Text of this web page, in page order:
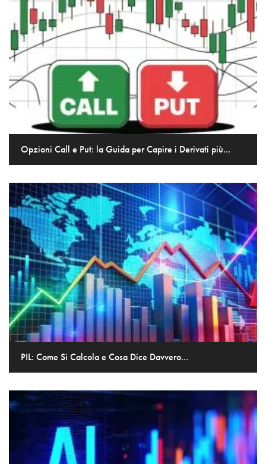
Opzioni Call e Put: la Guida per Capire i Derivati più...
PIL: Come Si Calcola e Cosa Dice Davvero...